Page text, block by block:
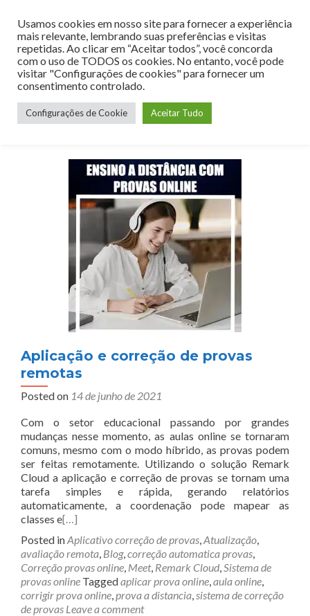
MENU
Mês:junho 2021
Aplicação e correção de provas
remotas
Posted on 14 de junho de 2021
Com o setor educacional passando por grandes
mudanças nesse momento, as aulas online se tornaram
comuns, mesmo com o modo híbrido, as provas podem
ser feitas remotamente. Utilizando o solução Remark
Cloud a aplicação e correção de provas se tornam uma
tarefa simples e rápida, gerando relatórios
automaticamente, a coordenação pode mapear as
classes e[…]
Posted inAplicativo correção de provas,Atualização,
avaliação remota, Blog,correção automatica provas,
Correção provas online, Meet, Remark Cloud,Sistema de
provas online Taggedaplicar prova online,aula online,
corrigir prova online,prova a distancia,sistema de correção
de provas Leave a comment
Usamos cookies em nosso site para fornecer a experiência
mais relevante, lembrando suas preferências e visitas
repetidas. Ao clicar em “Aceitar todos”, você concorda
com o uso de TODOS os cookies. No entanto, você pode
visitar "Configurações de cookies" para fornecer um
consentimento controlado.
Configurações de Cookie Aceitar Tudo